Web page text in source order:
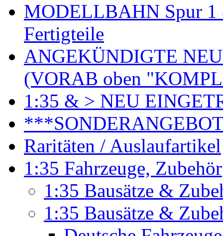
MODELLBAHN Spur 1
Fertigteile
ANGEKÜNDIGTE
(VORAB oben
1:35 & > NEU
Raritäten / Auslaufartikel
1:35 Fahrzeuge, Zubehör
1:35 Bausätze &
1:35 Bausätze &